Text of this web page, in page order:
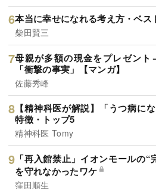
本当に幸せになれる考え方・ベス
柴田賢三
母親が多額の現金をプレゼン
「衝撃の事実」【マンガ】
佐藤秀峰
【精神科医が解説】「うつ病に
特徴・トップ5
精神科医 Tomy
「再入館禁止」イオンモールの
を守れなかったワケ
窪田順生